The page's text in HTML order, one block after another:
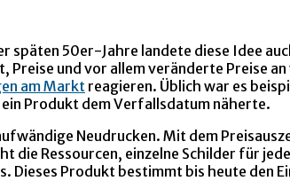
späten 50er-Jahre landete diese Idee
und vor allem veränderte Preise
am Markt reagieren. Üblich war es
Produkt dem Verfallsdatum näherte.
Neudrucken. Mit dem
Ressourcen, einzelne Schilder für
Dieses Produkt bestimmt bis heute den